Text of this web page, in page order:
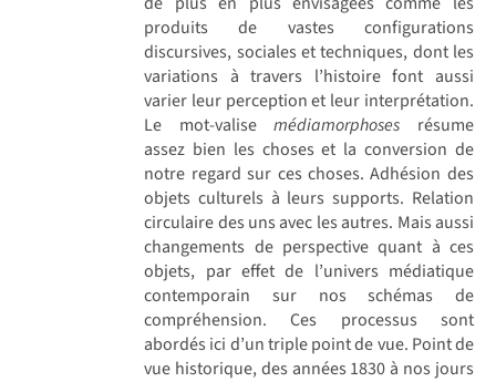
produits de vastes configurations
discursives, sociales et techniques, dont les
variations à travers l’histoire font aussi
varier leur perception et leur interprétation.
Le mot-valisemédiamorphoses résume
assez bien les choses et la conversion de
notre regard sur ces choses. Adhésion des
objets culturels à leurs supports. Relation
circulaire des uns avec les autres. Mais aussi
changements de perspective quant à ces
objets, par effet de l’univers médiatique
contemporain sur nos schémas de
compréhension. Ces processus sont
abordés ici d’un triple point de vue. Point de
vue historique, des années 1830 à nos jours